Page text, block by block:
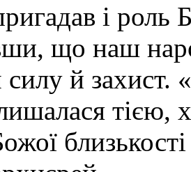
і роль
що наш
й захист.
тією,